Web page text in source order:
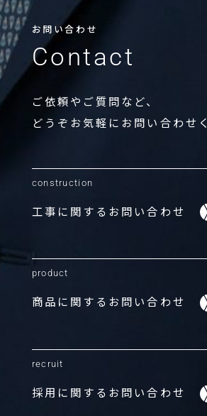
お問い合わせ
Contact
ご依頼やご質問など、
どうぞお気軽にお問い合わせ
construction
工事に関する お問い合わせ
product
商品に関する お問い合わせ
recruit
採用に関する お問い合わせ